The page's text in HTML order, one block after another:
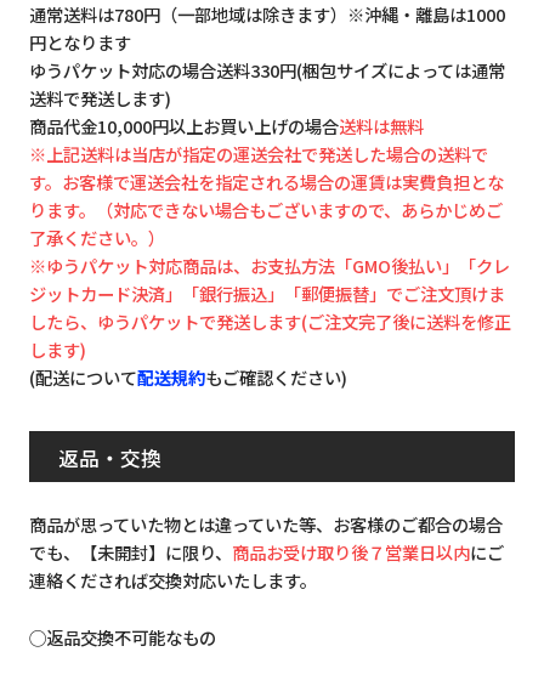
通常送料は780円（一部地域は除きます）※沖縄・離島は1000
円となります
ゆうパケット対応の場合送料330円(梱包サイズによっては通常
送料で発送します)
商品代金10,000円以上お買い上げの場合送料は無料
※上記送料は当店が指定の運送会社で発送した場合の送料で
す。お客様で運送会社を指定される場合の運賃は実費負担とな
ります。（対応できない場合もございますので、あらかじめご
了承ください。）
※ゆうパケット対応商品は、お支払方法「GMO後払い」「クレ
ジットカード決済」「銀行振込」「郵便振替」でご注文頂けま
したら、ゆうパケットで発送します(ご注文完了後に送料を修正
します)
(配送について配送規約もご確認ください)
返品・交換
商品が思っていた物とは違っていた等、お客様のご都合の場合
でも、【未開封】に限り、 商品お受け取り後７営業日以内にご
連絡くだされば交換対応いたします。
◯返品交換不可能なもの